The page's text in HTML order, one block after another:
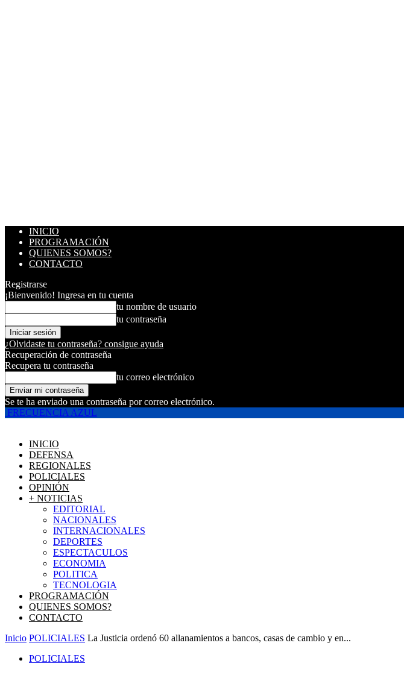
INICIO
PROGRAMACIÓN
QUIENES SOMOS?
CONTACTO
Registrarse
¡Bienvenido! Ingresa en tu cuenta
tu nombre de usuario
tu contraseña
¿Olvidaste tu contraseña? consigue ayuda
Recuperación de contraseña
Recupera tu contraseña
tu correo electrónico
Se te ha enviado una contraseña por correo electrónico.
FRECUENCIA AZUL
INICIO
DEFENSA
REGIONALES
POLICIALES
OPINIÓN
+ NOTICIAS
EDITORIAL
NACIONALES
INTERNACIONALES
DEPORTES
ESPECTACULOS
ECONOMIA
POLITICA
TECNOLOGIA
PROGRAMACIÓN
QUIENES SOMOS?
CONTACTO
Inicio POLICIALES La Justicia ordenó 60 allanamientos a bancos, casas de cambio y en...
POLICIALES